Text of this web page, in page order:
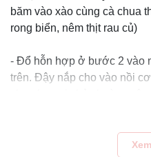
băm vào xào cùng cà chua
rong biển, nêm thịt rau củ)
- Đổ hỗn hợp ở bước 2 vào
trên. Đậy nắp cho vào nồi